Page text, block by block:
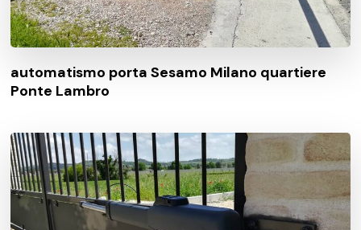
automatismo porta Sesamo Milano quartiere
Ponte Lambro